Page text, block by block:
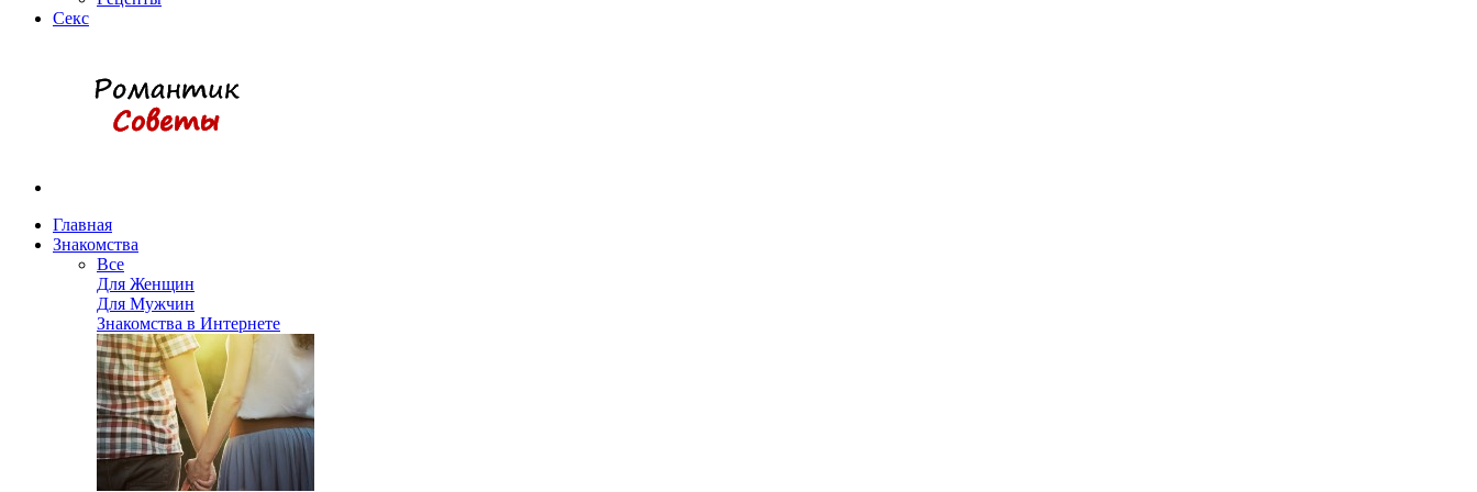
Секс
Главная
Знакомства
Все
Для Женщин
Для Мужчин
Знакомства в Интернете